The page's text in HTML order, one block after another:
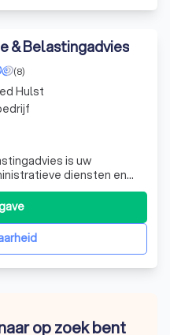
& Belastingadvies
(8)
is uw
diensten en
breed scala aan
en MKB-bedrijven tot
stelt ons in
Hulst
op zoek bent